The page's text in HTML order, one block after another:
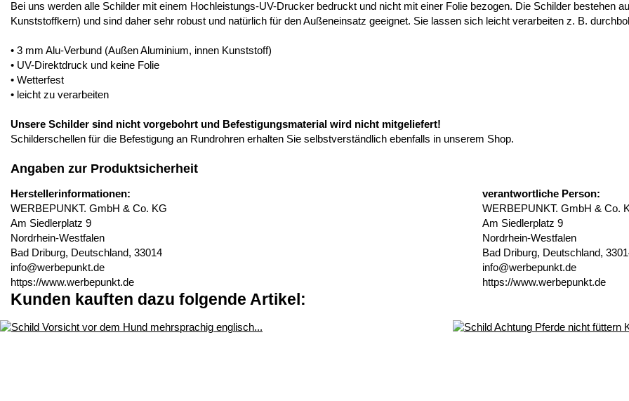
Bei uns werden alle Schilder mit einem Hochleistungs-UV-Drucker bedruckt und nicht mit einer Folie bezogen. Die Schilder bestehen
Kunststoffkern) und sind daher sehr robust und natürlich für den Außeneinsatz geeignet. Sie lassen sich leicht verarbeiten z. B.
• 3 mm Alu-Verbund (Außen Aluminium, innen Kunststoff)
• UV-Direktdruck und keine Folie
• Wetterfest
• leicht zu verarbeiten
Unsere Schilder sind nicht vorgebohrt und Befestigungsmaterial wird nicht mitgeliefert!
Schilderschellen für die Befestigung an Rundrohren erhalten Sie selbstverständlich ebenfalls in unserem Shop.
Angaben zur Produktsicherheit
Herstellerinformationen:
WERBEPUNKT. GmbH & Co. KG
Am Siedlerplatz 9
Nordrhein-Westfalen
Bad Driburg, Deutschland, 33014
info@werbepunkt.de
https://www.werbepunkt.de
verantwortliche Person:
WERBEPUNKT. GmbH & Co.
Am Siedlerplatz 9
Nordrhein-Westfalen
Bad Driburg, Deutschland,
info@werbepunkt.de
https://www.werbepunkt.de
Kunden kauften dazu folgende Artikel: